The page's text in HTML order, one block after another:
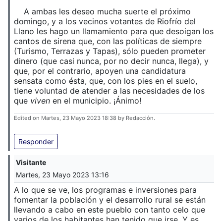
A ambas les deseo mucha suerte el próximo
domingo, y a los vecinos votantes de Riofrío del
Llano les hago un llamamiento para que desoigan los
cantos de sirena que, con las políticas de siempre
(Turismo, Terrazas y Tapas), sólo pueden prometer
dinero (que casi nunca, por no decir nunca, llega), y
que, por el contrario, apoyen una candidatura
sensata como ésta, que, con los pies en el suelo,
tiene voluntad de atender a las necesidades de los
que viven en el municipio. ¡Ánimo!
Edited on Martes, 23 Mayo 2023 18:38 by Redacción.
Responder
Visitante
Martes, 23 Mayo 2023 13:16
A lo que se ve, los programas e inversiones para
fomentar la población y el desarrollo rural se están
llevando a cabo en este pueblo con tanto celo que